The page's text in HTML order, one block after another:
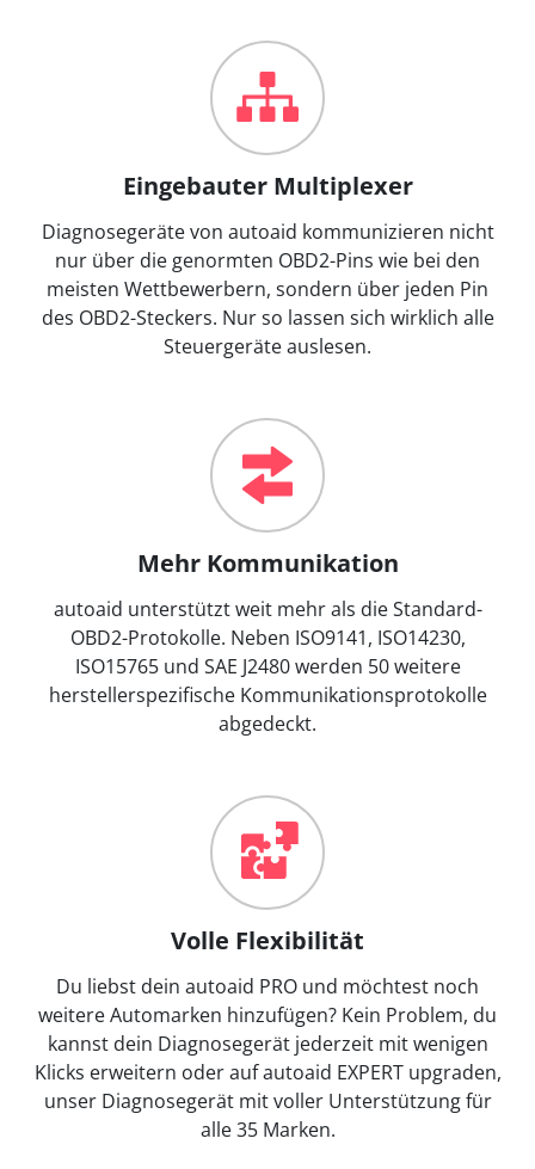
Eingebauter Multiplexer
Diagnosegeräte von autoaid kommunizieren nicht
nur über die genormten OBD2-Pins wie bei den
meisten Wettbewerbern, sondern über jeden Pin
des OBD2-Steckers. Nur so lassen sich wirklich alle
Steuergeräte auslesen.
Mehr Kommunikation
autoaid unterstützt weit mehr als die Standard-
OBD2-Protokolle. Neben ISO9141, ISO14230,
ISO15765 und SAE J2480 werden 50 weitere
herstellerspezifische Kommunikationsprotokolle
abgedeckt.
Volle Flexibilität
Du liebst dein autoaid PRO und möchtest noch
weitere Automarken hinzufügen? Kein Problem, du
kannst dein Diagnosegerät jederzeit mit wenigen
Klicks erweitern oder auf autoaid EXPERT upgraden,
unser Diagnosegerät mit voller Unterstützung für
alle 35 Marken.